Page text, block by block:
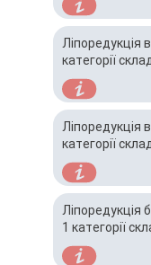
Ліпоредукція
категорії
Ліпоредукція
категорії
Ліпоредукція
1 категорії